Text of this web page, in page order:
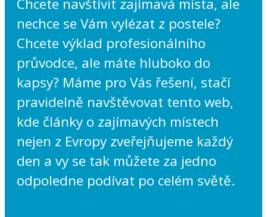
Chcete navštívit zajímavá místa, ale
nechce se Vám vylézat z postele?
Chcete výklad profesionálního
průvodce, ale máte hluboko do
kapsy? Máme pro Vás řešení, stačí
pravidelně navštěvovat tento web,
kde články o zajímavých místech
nejen z Evropy zveřejňujeme každý
den a vy se tak můžete za jedno
odpoledne podívat po celém světě.